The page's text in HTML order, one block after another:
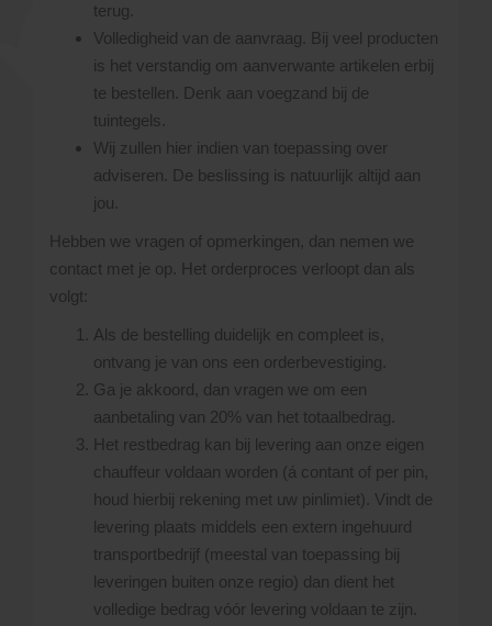
terug.
Volledigheid van de aanvraag. Bij veel producten
is het verstandig om aanverwante artikelen erbij
te bestellen. Denk aan voegzand bij de
tuintegels.
Wij zullen hier indien van toepassing over
adviseren. De beslissing is natuurlijk altijd aan
jou.
Hebben we vragen of opmerkingen, dan nemen we
contact met je op. Het orderproces verloopt dan als
volgt:
Als de bestelling duidelijk en compleet is,
ontvang je van ons een orderbevestiging.
Ga je akkoord, dan vragen we om een
aanbetaling van 20% van het totaalbedrag.
Het restbedrag kan bij levering aan onze eigen
chauffeur voldaan worden (á contant of per pin,
houd hierbij rekening met uw pinlimiet). Vindt de
levering plaats middels een extern ingehuurd
transportbedrijf (meestal van toepassing bij
leveringen buiten onze regio) dan dient het
volledige bedrag vóór levering voldaan te zijn.